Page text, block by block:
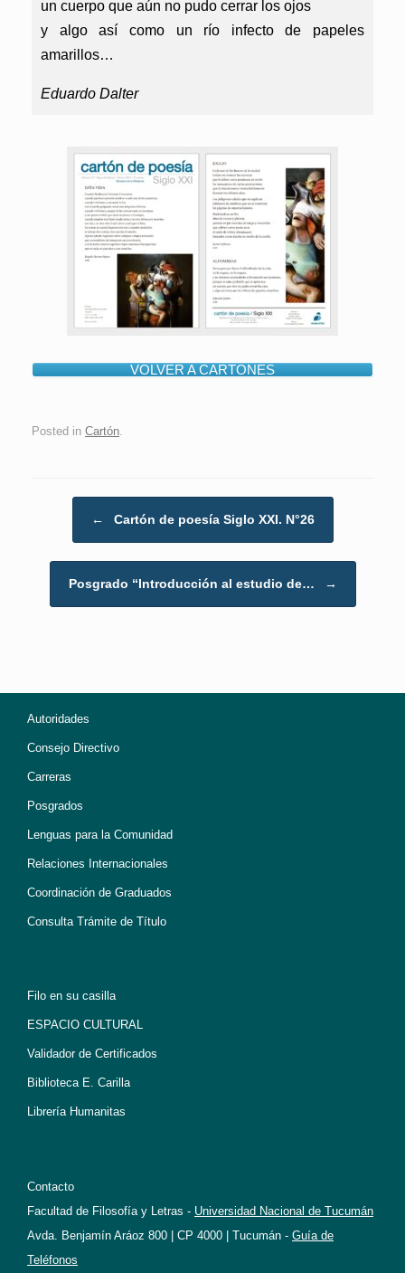
un cuerpo que aún no pudo cerrar los ojos
y algo así como un río infecto de papeles
amarillos…
Eduardo Dalter
VOLVER A CARTONES
Posted in Cartón
← Cartón de poesía Siglo XXI. N°26
Posgrado “Introducción al estudio de… →
Autoridades
Consejo Directivo
Carreras
Posgrados
Lenguas para la Comunidad
Relaciones Internacionales
Coordinación de Graduados
Consulta Trámite de Título
Filo en su casilla
ESPACIO CULTURAL
Validador de Certificados
Biblioteca E. Carilla
Librería Humanitas
Contacto
Facultad de Filosofía y Letras - Universidad Nacional de Tucumán
Avda. Benjamín Aráoz 800 | CP 4000 | Tucumán - Guía de
Teléfonos